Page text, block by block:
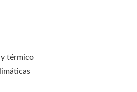
y térmico